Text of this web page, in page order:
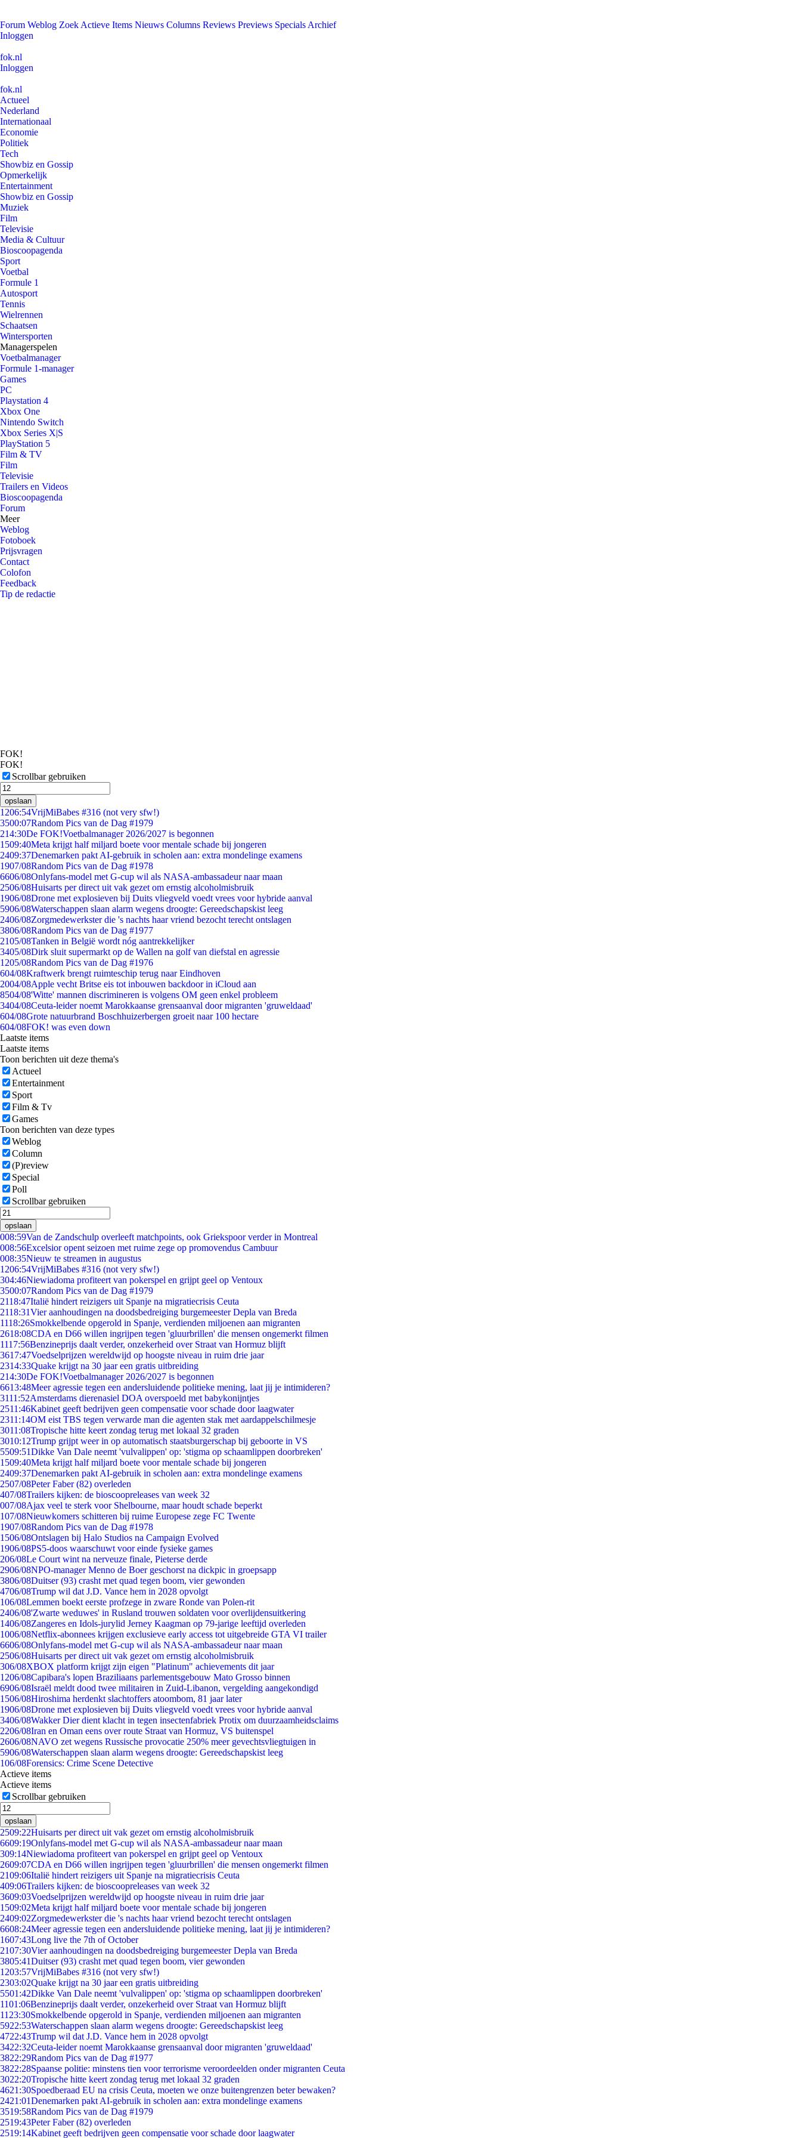
Forum Weblog Zoek Actieve Items Nieuws Columns Reviews Previews Specials Archief
Inloggen
fok.nl
Inloggen
fok.nl
Actueel
Nederland
Internationaal
Economie
Politiek
Tech
Showbiz en Gossip
Opmerkelijk
Entertainment
Showbiz en Gossip
Muziek
Film
Televisie
Media & Cultuur
Bioscoopagenda
Sport
Voetbal
Formule 1
Autosport
Tennis
Wielrennen
Schaatsen
Wintersporten
Managerspelen
Voetbalmanager
Formule 1-manager
Games
PC
Playstation 4
Xbox One
Nintendo Switch
Xbox Series X|S
PlayStation 5
Film & TV
Film
Televisie
Trailers en Videos
Bioscoopagenda
Forum
Meer
Weblog
Fotoboek
Prijsvragen
Contact
Colofon
Feedback
Tip de redactie
FOK!
FOK!
Scrollbar gebruiken
opslaan
1206:54VrijMiBabes #316 (not very sfw!)
3500:07Random Pics van de Dag #1979
214:30De FOK!Voetbalmanager 2026/2027 is begonnen
1509:40Meta krijgt half miljard boete voor mentale schade bij jongeren
2409:37Denemarken pakt AI-gebruik in scholen aan: extra mondelinge examens
1907/08Random Pics van de Dag #1978
6606/08Onlyfans-model met G-cup wil als NASA-ambassadeur naar maan
2506/08Huisarts per direct uit vak gezet om ernstig alcoholmisbruik
1906/08Drone met explosieven bij Duits vliegveld voedt vrees voor hybride aanval
5906/08Waterschappen slaan alarm wegens droogte: Gereedschapskist leeg
2406/08Zorgmedewerkster die 's nachts haar vriend bezocht terecht ontslagen
3806/08Random Pics van de Dag #1977
2105/08Tanken in België wordt nóg aantrekkelijker
3405/08Dirk sluit supermarkt op de Wallen na golf van diefstal en agressie
1205/08Random Pics van de Dag #1976
604/08Kraftwerk brengt ruimteschip terug naar Eindhoven
2004/08Apple vecht Britse eis tot inbouwen backdoor in iCloud aan
8504/08'Witte' mannen discrimineren is volgens OM geen enkel probleem
3404/08Ceuta-leider noemt Marokkaanse grensaanval door migranten 'gruweldaad'
604/08Grote natuurbrand Boschhuizerbergen groeit naar 100 hectare
604/08FOK! was even down
Laatste items
Laatste items
Toon berichten uit deze thema's
Actueel
Entertainment
Sport
Film & Tv
Games
Toon berichten van deze types
Weblog
Column
(P)review
Special
Poll
Scrollbar gebruiken
opslaan
008:59Van de Zandschulp overleeft matchpoints, ook Griekspoor verder in Montreal
008:56Excelsior opent seizoen met ruime zege op promovendus Cambuur
008:35Nieuw te streamen in augustus
1206:54VrijMiBabes #316 (not very sfw!)
304:46Niewiadoma profiteert van pokerspel en grijpt geel op Ventoux
3500:07Random Pics van de Dag #1979
2118:47Italië hindert reizigers uit Spanje na migratiecrisis Ceuta
2118:31Vier aanhoudingen na doodsbedreiging burgemeester Depla van Breda
1118:26Smokkelbende opgerold in Spanje, verdienden miljoenen aan migranten
2618:08CDA en D66 willen ingrijpen tegen 'gluurbrillen' die mensen ongemerkt filmen
1117:56Benzineprijs daalt verder, onzekerheid over Straat van Hormuz blijft
3617:47Voedselprijzen wereldwijd op hoogste niveau in ruim drie jaar
2314:33Quake krijgt na 30 jaar een gratis uitbreiding
214:30De FOK!Voetbalmanager 2026/2027 is begonnen
6613:48Meer agressie tegen een andersluidende politieke mening, laat jij je intimideren?
3111:52Amsterdams dierenasiel DOA overspoeld met babykonijntjes
2511:46Kabinet geeft bedrijven geen compensatie voor schade door laagwater
2311:14OM eist TBS tegen verwarde man die agenten stak met aardappelschilmesje
3011:08Tropische hitte keert zondag terug met lokaal 32 graden
3010:12Trump grijpt weer in op automatisch staatsburgerschap bij geboorte in VS
5509:51Dikke Van Dale neemt 'vulvalippen' op: 'stigma op schaamlippen doorbreken'
1509:40Meta krijgt half miljard boete voor mentale schade bij jongeren
2409:37Denemarken pakt AI-gebruik in scholen aan: extra mondelinge examens
2507/08Peter Faber (82) overleden
407/08Trailers kijken: de bioscoopreleases van week 32
007/08Ajax veel te sterk voor Shelbourne, maar houdt schade beperkt
107/08Nieuwkomers schitteren bij ruime Europese zege FC Twente
1907/08Random Pics van de Dag #1978
1506/08Ontslagen bij Halo Studios na Campaign Evolved
1906/08PS5-doos waarschuwt voor einde fysieke games
206/08Le Court wint na nerveuze finale, Pieterse derde
2906/08NPO-manager Menno de Boer geschorst na dickpic in groepsapp
3806/08Duitser (93) crasht met quad tegen boom, vier gewonden
4706/08Trump wil dat J.D. Vance hem in 2028 opvolgt
106/08Lemmen boekt eerste profzege in zware Ronde van Polen-rit
2406/08'Zwarte weduwes' in Rusland trouwen soldaten voor overlijdensuitkering
1406/08Zangeres en Idols-jurylid Jerney Kaagman op 79-jarige leeftijd overleden
1006/08Netflix-abonnees krijgen exclusieve early access tot uitgebreide GTA VI trailer
6606/08Onlyfans-model met G-cup wil als NASA-ambassadeur naar maan
2506/08Huisarts per direct uit vak gezet om ernstig alcoholmisbruik
306/08XBOX platform krijgt zijn eigen "Platinum" achievements dit jaar
1206/08Capibara's lopen Braziliaans parlementsgebouw Mato Grosso binnen
6906/08Israël meldt dood twee militairen in Zuid-Libanon, vergelding aangekondigd
1506/08Hiroshima herdenkt slachtoffers atoombom, 81 jaar later
1906/08Drone met explosieven bij Duits vliegveld voedt vrees voor hybride aanval
3406/08Wakker Dier dient klacht in tegen insectenfabriek Protix om duurzaamheidsclaims
2206/08Iran en Oman eens over route Straat van Hormuz, VS buitenspel
2606/08NAVO zet wegens Russische provocatie 250% meer gevechtsvliegtuigen in
5906/08Waterschappen slaan alarm wegens droogte: Gereedschapskist leeg
106/08Forensics: Crime Scene Detective
Actieve items
Actieve items
Scrollbar gebruiken
opslaan
2509:22Huisarts per direct uit vak gezet om ernstig alcoholmisbruik
6609:19Onlyfans-model met G-cup wil als NASA-ambassadeur naar maan
309:14Niewiadoma profiteert van pokerspel en grijpt geel op Ventoux
2609:07CDA en D66 willen ingrijpen tegen 'gluurbrillen' die mensen ongemerkt filmen
2109:06Italië hindert reizigers uit Spanje na migratiecrisis Ceuta
409:06Trailers kijken: de bioscoopreleases van week 32
3609:03Voedselprijzen wereldwijd op hoogste niveau in ruim drie jaar
1509:02Meta krijgt half miljard boete voor mentale schade bij jongeren
2409:02Zorgmedewerkster die 's nachts haar vriend bezocht terecht ontslagen
6608:24Meer agressie tegen een andersluidende politieke mening, laat jij je intimideren?
1607:43Long live the 7th of October
2107:30Vier aanhoudingen na doodsbedreiging burgemeester Depla van Breda
3805:41Duitser (93) crasht met quad tegen boom, vier gewonden
1203:57VrijMiBabes #316 (not very sfw!)
2303:02Quake krijgt na 30 jaar een gratis uitbreiding
5501:42Dikke Van Dale neemt 'vulvalippen' op: 'stigma op schaamlippen doorbreken'
1101:06Benzineprijs daalt verder, onzekerheid over Straat van Hormuz blijft
11 23:30Smokkelbende opgerold in Spanje, verdienden miljoenen aan migranten
5922:53Waterschappen slaan alarm wegens droogte: Gereedschapskist leeg
4722:43Trump wil dat J.D. Vance hem in 2028 opvolgt
3422:32Ceuta-leider noemt Marokkaanse grensaanval door migranten 'gruweldaad'
3822:29Random Pics van de Dag #1977
3822:28Spaanse politie: minstens tien voor terrorisme veroordeelden onder migranten Ceuta
3022:20Tropische hitte keert zondag terug met lokaal 32 graden
4621:30Spoedberaad EU na crisis Ceuta, moeten we onze buitengrenzen beter bewaken?
2421:01Denemarken pakt AI-gebruik in scholen aan: extra mondelinge examens
3519:58Random Pics van de Dag #1979
2519:43Peter Faber (82) overleden
2519:14Kabinet geeft bedrijven geen compensatie voor schade door laagwater